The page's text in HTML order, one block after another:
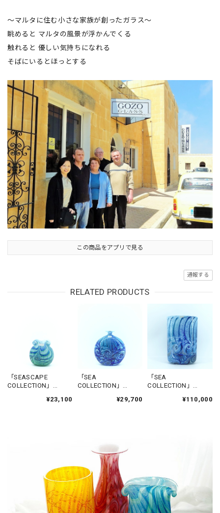
～マルタに住む小さな家族が創ったガラス～
眺めると マルタの風景が浮かんでくる
触れると 優しい気持ちになれる
そばにいるとほっとする
この商品をアプリで見る
通報する
RELATED PRODUCTS
「SEASCAPE
COLLECTION」
¥23,100
「SEA
COLLECTION」
¥29,700
「SEA
COLLECTION」
GGANTIJA5¥110,000